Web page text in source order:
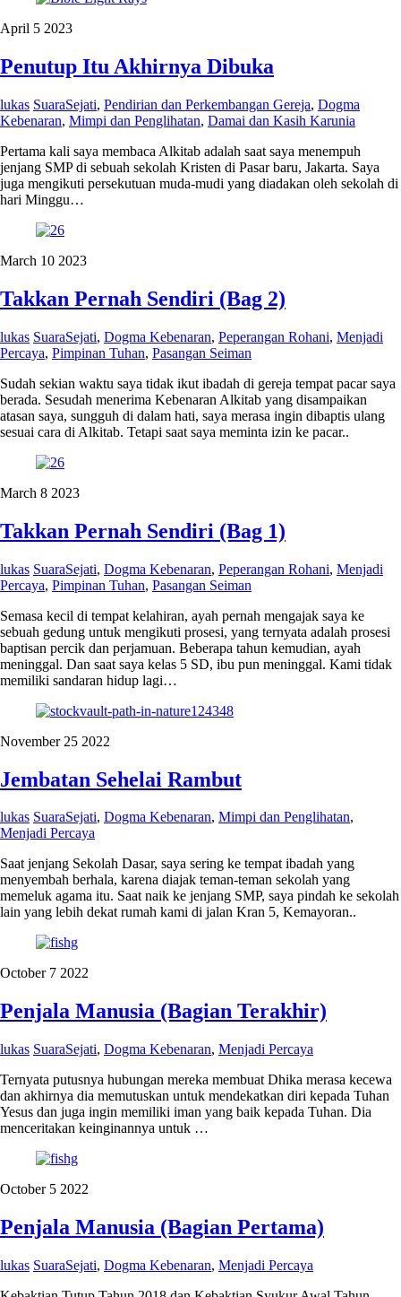
April 5 2023
Penutup Itu Akhirnya Dibuka
lukas SuaraSejati, Pendirian dan Perkembangan Gereja, Dogma
Kebenaran, Mimpi dan Penglihatan, Damai dan Kasih Karunia
Pertama kali saya membaca Alkitab adalah saat saya menempuh
jenjang SMP di sebuah sekolah Kristen di Pasar baru, Jakarta. Saya
juga mengikuti persekutuan muda-mudi yang diadakan oleh sekolah di
hari Minggu…
March 10 2023
Takkan Pernah Sendiri (Bag 2)
lukas SuaraSejati, Dogma Kebenaran, Peperangan Rohani, Menjadi
Percaya, Pimpinan Tuhan, Pasangan Seiman
Sudah sekian waktu saya tidak ikut ibadah di gereja tempat pacar saya
berada. Sesudah menerima Kebenaran Alkitab yang disampaikan
atasan saya, sungguh di dalam hati, saya merasa ingin dibaptis ulang
sesuai cara di Alkitab. Tetapi saat saya meminta izin ke pacar..
March 8 2023
Takkan Pernah Sendiri (Bag 1)
lukas SuaraSejati, Dogma Kebenaran, Peperangan Rohani, Menjadi
Percaya, Pimpinan Tuhan, Pasangan Seiman
Semasa kecil di tempat kelahiran, ayah pernah mengajak saya ke
sebuah gedung untuk mengikuti prosesi, yang ternyata adalah prosesi
baptisan percik dan perjamuan. Beberapa tahun kemudian, ayah
meninggal. Dan saat saya kelas 5 SD, ibu pun meninggal. Kami tidak
memiliki sandaran hidup lagi…
November 25 2022
Jembatan Sehelai Rambut
lukas SuaraSejati, Dogma Kebenaran, Mimpi dan Penglihatan,
Menjadi Percaya
Saat jenjang Sekolah Dasar, saya sering ke tempat ibadah yang
menyembah berhala, karena diajak teman-teman sekolah yang
memeluk agama itu. Saat naik ke jenjang SMP, saya pindah ke sekolah
lain yang lebih dekat rumah kami di jalan Kran 5, Kemayoran..
October 7 2022
Penjala Manusia (Bagian Terakhir)
lukas SuaraSejati, Dogma Kebenaran, Menjadi Percaya
Ternyata putusnya hubungan mereka membuat Dhika merasa kecewa
dan akhirnya dia memutuskan untuk mendekatkan diri kepada Tuhan
Yesus dan juga ingin memiliki iman yang baik kepada Tuhan. Dia
menceritakan keinginannya untuk …
October 5 2022
Penjala Manusia (Bagian Pertama)
lukas SuaraSejati, Dogma Kebenaran, Menjadi Percaya